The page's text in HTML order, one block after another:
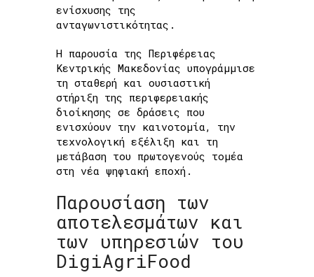
ενίσχυσης της
ανταγωνιστικότητας.
Η παρουσία της Περιφέρειας
Κεντρικής Μακεδονίας υπογράμμισε
τη σταθερή και ουσιαστική
στήριξη της περιφερειακής
διοίκησης σε δράσεις που
ενισχύουν την καινοτομία, την
τεχνολογική εξέλιξη και τη
μετάβαση του πρωτογενούς τομέα
στη νέα ψηφιακή εποχή.
Παρουσίαση των
αποτελεσμάτων και
των υπηρεσιών του
DigiAgriFood